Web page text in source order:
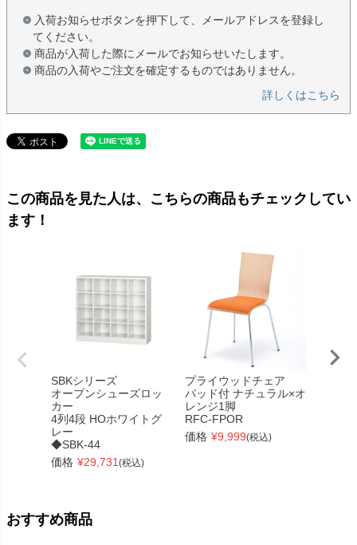
入荷お知らせボタンを押下して、メールアドレスを登録し
てください。
商品が入荷した際にメールでお知らせいたします。
商品の入荷やご注文を確定するものではありません。
詳しくはこちら
この商品を見た人は、こちらの商品もチェックしてい
ます！
SBKシリーズ
オープンシューズロッ
カー
4列4段 HOホワイトグ
レー
◆SBK-44
価格 ¥29,731 (税込)
プライウッドチェア
パッド付 ナチュラル×オ
レンジ1脚
RFC-FPOR
価格 ¥9,999(税込)
おすすめ商品